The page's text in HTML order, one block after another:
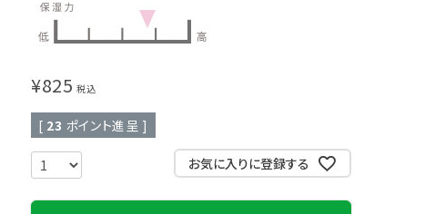
頭皮クレンジング
¥825 税込
[ 23 ポイント進呈 ]
お気に入りに登録する